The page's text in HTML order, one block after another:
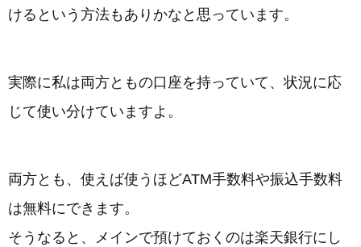
けるという方法もありかなと思っています。
実際に私は両方ともの口座を持っていて、状況に応
じて使い分けていますよ。
両方とも、使えば使うほどATM手数料や振込手数料
は無料にできます。
そうなると、メインで預けておくのは楽天銀行にし